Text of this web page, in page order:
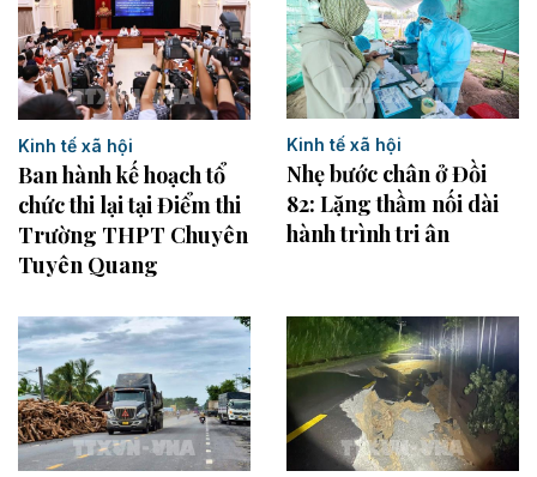
Kinh tế xã hội
Ban hành kế hoạch tổ
chức thi lại tại Điểm thi
Trường THPT Chuyên
Tuyên Quang
Kinh tế xã hội
Nhẹ bước chân ở Đồi
82: Lặng thầm nối dài
hành trình tri ân